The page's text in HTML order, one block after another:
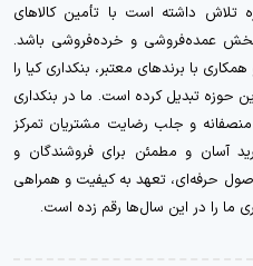
تلاش داشته است با تأمین کالاهای
بخش عمده‌فروشی و خرده‌فروشی باشد.
با برندهای معتبر، بنکداری کیا را
حوزه تبدیل کرده است. ما در بنکداری
و جلب رضایت مشتریان تمرکز
آسان و مطمئن برای فروشندگان و
حرفه‌ای، تعهد به کیفیت و همراهی
ما را در این سال‌ها رقم زده است.